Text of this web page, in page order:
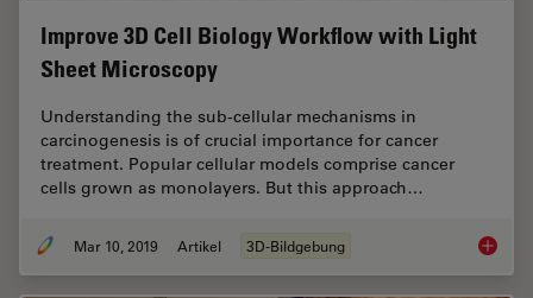
Improve 3D Cell Biology Workflow with Light
Sheet Microscopy
Understanding the sub-cellular mechanisms in
carcinogenesis is of crucial importance for cancer
treatment. Popular cellular models comprise cancer
cells grown as monolayers. But this approach…
Mar 10, 2019 Artikel 3D-Bildgebung